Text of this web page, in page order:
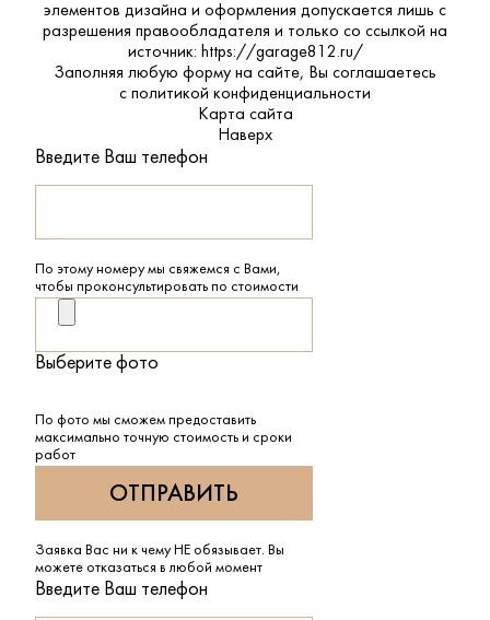
элементов дизайна и оформления допускается лишь с
разрешения правообладателя и только со ссылкой на
источник: https://garage812.ru/
Заполняя любую форму на сайте, Вы соглашаетесь
с политикой конфиденциальности
Карта сайта
Наверх
Введите Ваш телефон
По этому номеру мы свяжемся с Вами,
чтобы проконсультировать по стоимости
Выберите фото
По фото мы сможем предоставить
максимально точную стоимость и сроки
работ
Заявка Вас ни к чему НЕ обязывает. Вы
можете отказаться в любой момент
Введите Ваш телефон